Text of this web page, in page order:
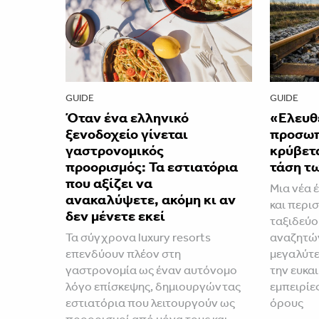
GUIDE
Όταν ένα ελληνικό
ξενοδοχείο γίνεται
γαστρονομικός
προορισμός: Τα εστιατόρια
που αξίζει να
ανακαλύψετε, ακόμη κι αν
δεν μένετε εκεί
Τα σύγχρονα luxury resorts
επενδύουν πλέον στη
γαστρονομία ως έναν αυτόνομο
λόγο επίσκεψης, δημιουργώντας
εστιατόρια που λειτουργούν ως
GUIDE
τάση
Μια νέα
και
την
όρους